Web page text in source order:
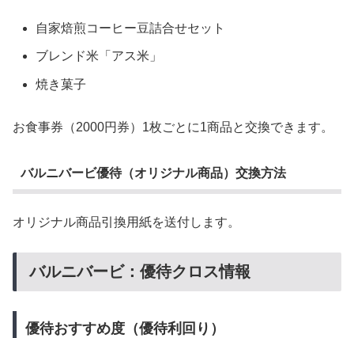
自家焙煎コーヒー豆詰合せセット
ブレンド米「アス米」
焼き菓子
お食事券（2000円券）1枚ごとに1商品と交換できます。
バルニバービ優待（オリジナル商品）交換方法
オリジナル商品引換用紙を送付します。
バルニバービ：優待クロス情報
優待おすすめ度（優待利回り）